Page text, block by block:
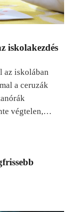
iskolakezdés
az iskolában
a ceruzák
végtelen,…